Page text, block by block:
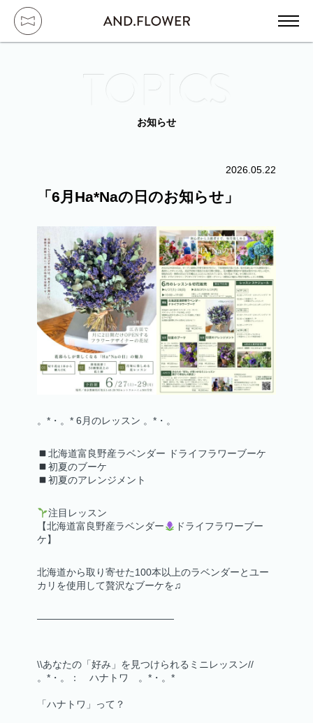
HOME / トップ
SERVICE / サービス
TOPICS / お知らせ
お問い合わせ
アクセス
オンラインショップ
会社情報
お知らせ
2026.05.22
「6月Ha*Naの日のお知らせ」
。*・。* 6月のレッスン 。*・。
北海道富良野産ラベンダー ドライフラワーブーケ
初夏のブーケ
初夏のアレンジメント
注目レッスン
【北海道富良野産ラベンダー
ドライフラワーブー
ケ】
北海道から取り寄せた100本以上のラベンダーとユー
カリを使用して贅沢なブーケを♫
——————————————
\\あなたの「好み」を見つけられるミニレッスン//
。*・。： ハナトワ 。*・。*
「ハナトワ」って？